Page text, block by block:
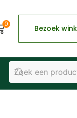
0 Bezoek